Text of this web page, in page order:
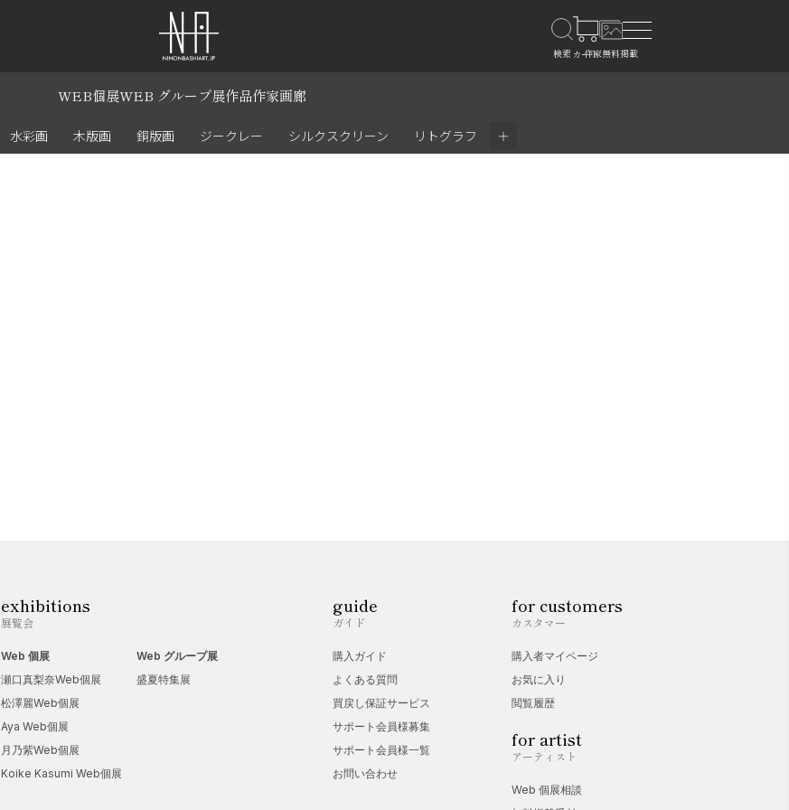
WEB個展WEB グループ展作品作家画廊
水彩画 木版画 銅版画 ジークレー シルクスクリーン リトグラフ ＋
exhibitions
展覧会
Web 個展
瀬口真梨奈Web個展
松澤麗Web個展
Aya Web個展
月乃紫Web個展
Koike Kasumi Web個展
Web グループ展
盛夏特集展
guide
ガイド
購入ガイド
よくある質問
買戻し保証サービス
サポート会員様募集
サポート会員様一覧
お問い合わせ
for customers
カスタマー
購入者マイページ
お気に入り
閲覧履歴
for artist
アーティスト
Web 個展相談